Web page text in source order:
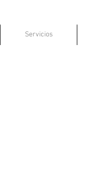
Servicios